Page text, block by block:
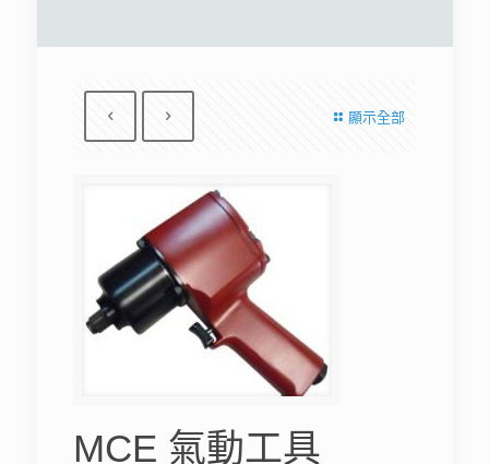
顯示全部
MCE 氣動工具